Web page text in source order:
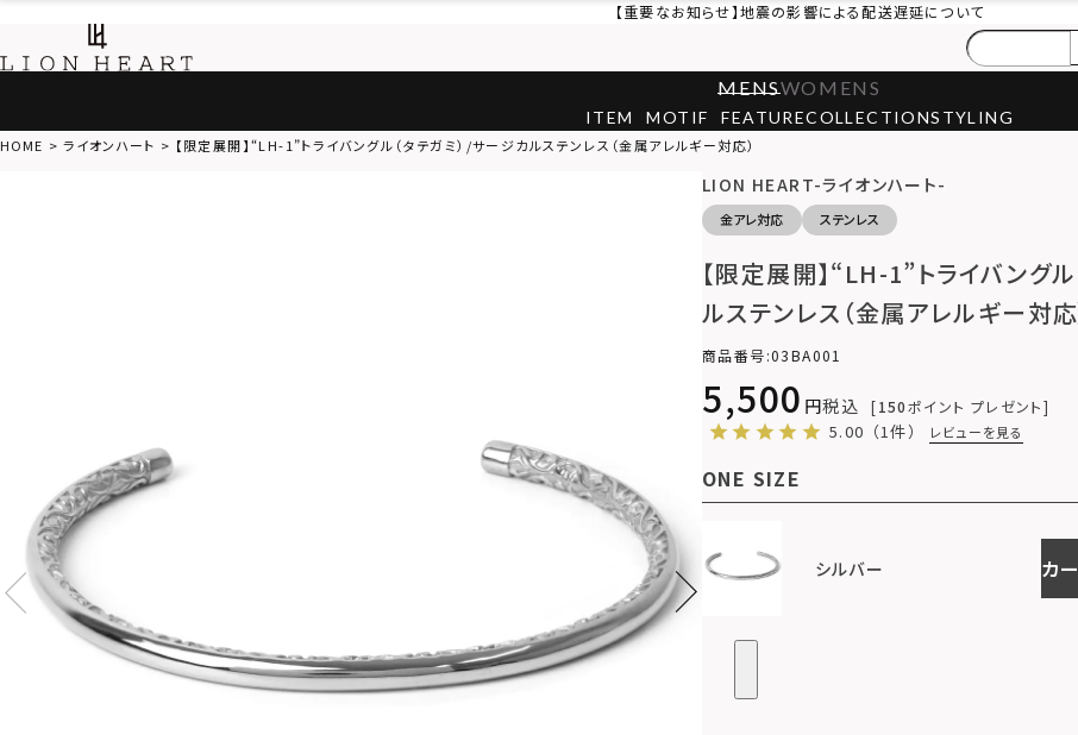
【重要なお知らせ】地震の影響による配送遅延について
MENSWOMENS
ITEM MOTIF FEATURECOLLECTIONSTYLING
HOME ライオンハート 【限定展開】“LH-1”トライバングル（タテガミ）/サージカルステンレス（金属アレルギー対応）
LION HEART-ライオンハート-
金アレ対応 ステンレス
【限定展開】“LH-1”トライバング
ルステンレス（金属アレルギー対応
商品番号 03BA001
5,500 税込 150ポイント プレゼント
5.00 （1件） レビューを見る
ONE SIZE
シルバー カ